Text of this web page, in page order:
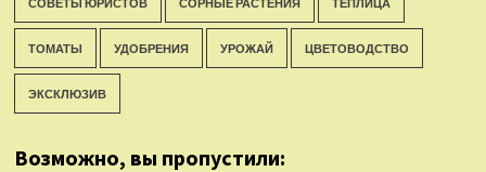
ТОМАТЫ УДОБРЕНИЯ УРОЖАЙ ЦВЕТОВОДСТВО
ЭКСКЛЮЗИВ
Возможно, вы пропустили: